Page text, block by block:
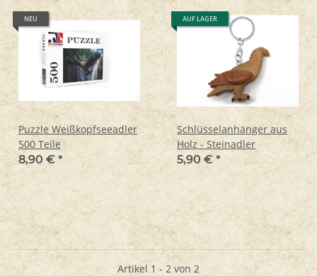
NEU
Puzzle Weißkopfseeadler
500 Teile
8,90 € *
AUF LAGER
Schlüsselanhänger aus
Holz - Steinadler
5,90 € *
Artikel 1 - 2 von 2